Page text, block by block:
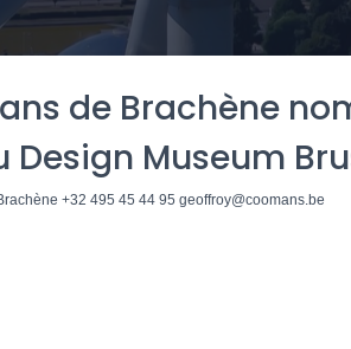
de Brachène
Design Museum
+32 495 45 44 95 geoffroy@coomans.be